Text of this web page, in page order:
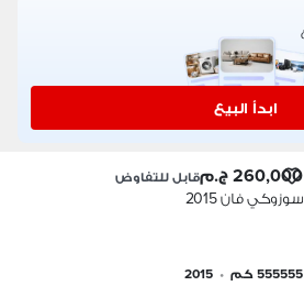
ابدأ البيع
260,000 ج.م قابل للتفاوض
سوزوكي فان 2015
555555 كم •
2015